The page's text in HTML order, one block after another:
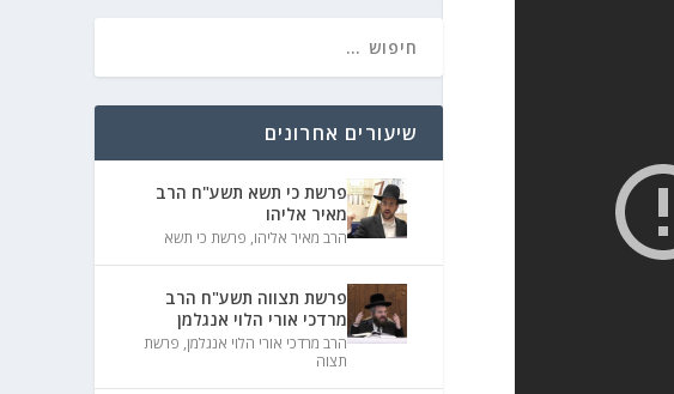
שיעורים אחרונים
פרשת כי תשא תשע"ח הרב
מאיר אליהו
הרב מאיר אליהו, פרשת כי תשא
פרשת תצווה תשע"ח הרב
מרדכי אורי הלוי אנגלמן
הרב מרדכי אורי הלוי אנגלמן, פרשת
תצוה